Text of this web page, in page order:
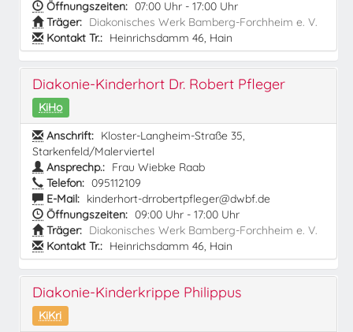
Öffnungszeiten: 07:00 Uhr - 17:00 Uhr
Träger: Diakonisches Werk Bamberg-Forchheim e. V.
Kontakt Tr.: Heinrichsdamm 46, Hain
Diakonie-Kinderhort Dr. Robert Pfleger
KiHo
Anschrift: Kloster-Langheim-Straße 35,
Starkenfeld/Malerviertel
Ansprechp.: Frau Wiebke Raab
Telefon: 095112109
E-Mail: kinderhort-drrobertpfleger@dwbf.de
Öffnungszeiten: 09:00 Uhr - 17:00 Uhr
Träger: Diakonisches Werk Bamberg-Forchheim e. V.
Kontakt Tr.: Heinrichsdamm 46, Hain
Diakonie-Kinderkrippe Philippus
KiKri